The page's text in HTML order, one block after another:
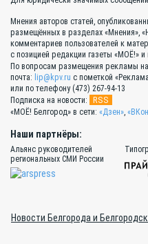
Мнения авторов статей,
размещённых в разделах «Мнения»,
комментариев пользователей к
с позицией редакции газеты «МОЁ!»
По вопросам размещения рекламы
почта: lip@kpv.ru с пометкой
или по телефону (473) 267-94-13
Подписка на новости:
RSS
«МОЁ! Белгород» в сети: «Дзен»,
Наши партнёры:
Альянс руководителей
региональных СМИ России
Новости Белгорода и